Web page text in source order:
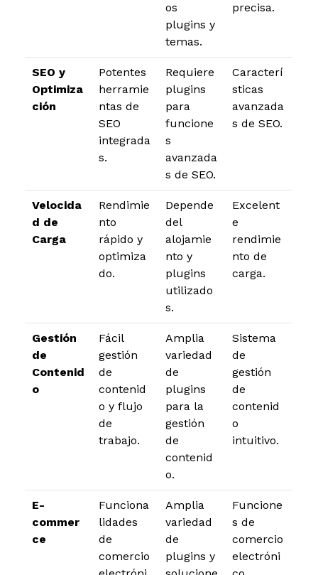
os
plugins y
temas.
precisa.
SEO y
Optimiza
ción
Potentes
herramie
ntas de
SEO
integrada
s.
Requiere
plugins
para
funcione
s
avanzada
s de SEO.
Caracterí
sticas
avanzada
s de SEO.
Velocida
d de
Carga
Rendimie
nto
rápido y
optimiza
do.
Depende
del
alojamie
nto y
plugins
utilizado
s.
Excelent
e
rendimie
nto de
carga.
Gestión
de
Contenid
o
Fácil
gestión
de
contenid
o y flujo
de
trabajo.
Amplia
variedad
de
plugins
para la
gestión
de
contenid
o.
Sistema
de
gestión
de
contenid
o
intuitivo.
E-
commer
ce
Funciona
lidades
de
comercio
Amplia
variedad
de
plugins y
Funcione
s de
comercio
electróni